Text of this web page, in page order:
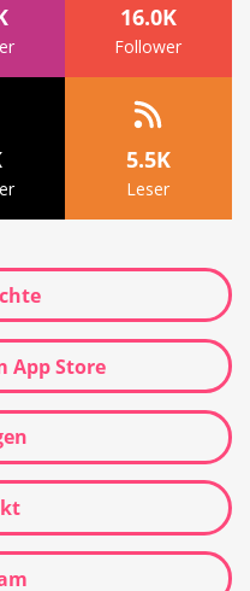
16.0K
Follower
5.5K
Leser
App Store